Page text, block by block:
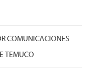
COMUNICACIONES
TEMUCO